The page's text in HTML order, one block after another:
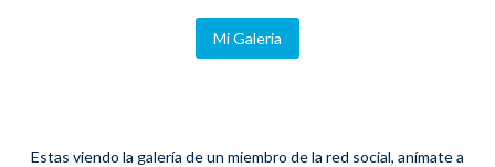
Mi Galeria
Estas viendo la galería de un miembro de la red social, anímate a